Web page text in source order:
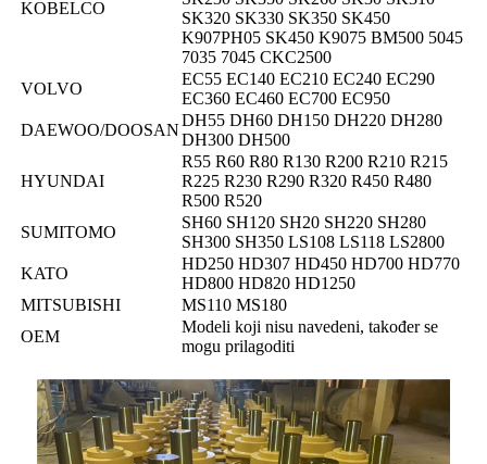
KOBELCO
SK320 SK330 SK350 SK450
K907PH05 SK450 K9075 BM500 5045
7035 7045 CKC2500
VOLVO
EC55 EC140 EC210 EC240 EC290
EC360 EC460 EC700 EC950
DAEWOO/DOOSAN
DH55 DH60 DH150 DH220 DH280
DH300 DH500
HYUNDAI
R55 R60 R80 R130 R200 R210 R215
R225 R230 R290 R320 R450 R480
R500 R520
SUMITOMO
SH60 SH120 SH20 SH220 SH280
SH300 SH350 LS108 LS118 LS2800
KATO
HD250 HD307 HD450 HD700 HD770
HD800 HD820 HD1250
MITSUBISHI
MS110 MS180
OEM
Modeli koji nisu navedeni, također se
mogu prilagoditi